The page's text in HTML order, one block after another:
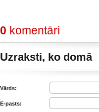
0 komentāri
Uzraksti, ko domā
Vārds:
E-pasts: